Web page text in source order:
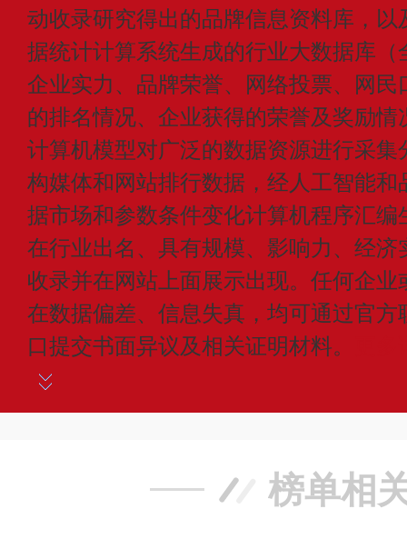
动收录研究得出的品牌信息资料库，
据统计计算系统生成的行业大数据库
企业实力、品牌荣誉、网络投票、网
的排名情况、企业获得的荣誉及奖励
计算机模型对广泛的数据资源进行采
构媒体和网站排行数据，经人工智能
据市场和参数条件变化计算机程序汇
在行业出名、具有规模、影响力、经
收录并在网站上面展示出现。任何企
在数据偏差、信息失真，均可通过官
口提交书面异议及相关证明材料。
榜单相